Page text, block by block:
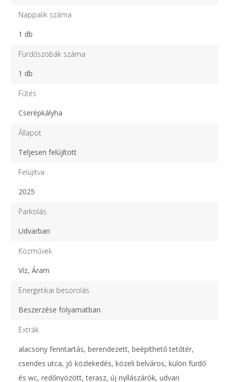
Nappalik száma
1 db
Fürdőszobák száma
1 db
Fűtés
Cserépkályha
Állapot
Teljesen felújított
Felújítva
2025
Parkolás
Udvarban
Közművek
Víz, Áram
Energetikai besorolás
Beszerzése folyamatban
Extrák
alacsony fenntartás, berendezett, beépíthető tetőtér,
csendes utca, jó közlekedés, közeli belváros, külön fürdő
és wc, redőnyözött, terasz, új nyílászárók, udvari